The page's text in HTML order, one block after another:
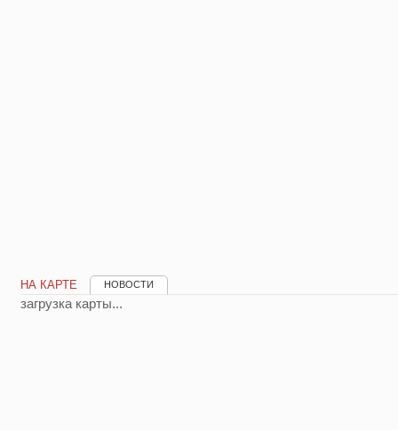
НА КАРТЕ НОВОСТИ
загрузка карты...